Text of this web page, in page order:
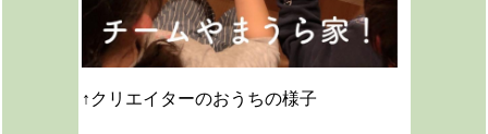
↑クリエイターのおうちの様子